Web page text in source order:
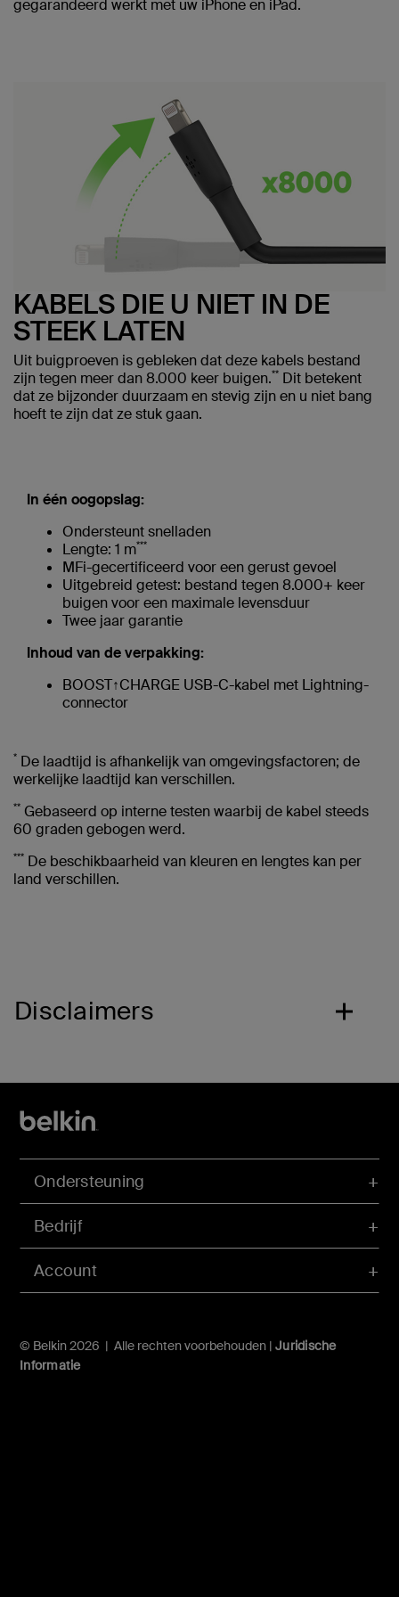
gegarandeerd werkt met uw iPhone en iPad.
KABELS DIE U NIET IN DE
STEEK LATEN
Uit buigproeven is gebleken dat deze kabels bestand
zijn tegen meer dan 8.000 keer buigen.** Dit betekent
dat ze bijzonder duurzaam en stevig zijn en u niet bang
hoeft te zijn dat ze stuk gaan.
In één oogopslag:
Ondersteunt snelladen
Lengte: 1 m***
MFi-gecertificeerd voor een gerust gevoel
Uitgebreid getest: bestand tegen 8.000+ keer
buigen voor een maximale levensduur
Twee jaar garantie
Inhoud van de verpakking:
BOOST↑CHARGE USB-C-kabel met Lightning-
connector
* De laadtijd is afhankelijk van omgevingsfactoren; de
werkelijke laadtijd kan verschillen.
** Gebaseerd op interne testen waarbij de kabel steeds
60 graden gebogen werd.
*** De beschikbaarheid van kleuren en lengtes kan per
land verschillen.
Disclaimers
Account
Ondersteuning
Bedrijf
© Belkin 2026 | Alle rechten voorbehouden | Juridische
Informatie